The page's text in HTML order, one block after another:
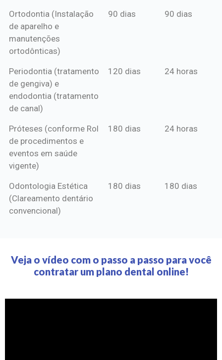
Ortodontia (Instalação
de aparelho e
manutenções
ortodônticas)
90 dias 90 dias
Periodontia (tratamento
de gengiva) e
endodontia (tratamento
de canal)
120 dias 24 horas
Próteses (conforme Rol
de procedimentos e
eventos em saúde
vigente)
180 dias 24 horas
Odontologia Estética
(Clareamento dentário
convencional)
180 dias 180 dias
Veja o vídeo com o passo a passo para você
contratar um plano dental online!